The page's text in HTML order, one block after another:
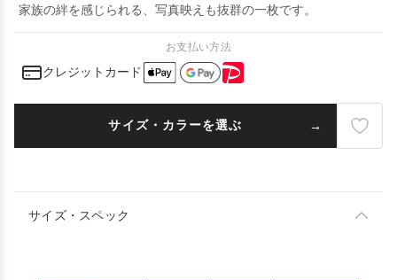
家族の絆を感じられる、写真映えも抜群の一枚です。
お支払い方法
クレジットカード
サイズ・カラーを選ぶ
サイズ・スペック